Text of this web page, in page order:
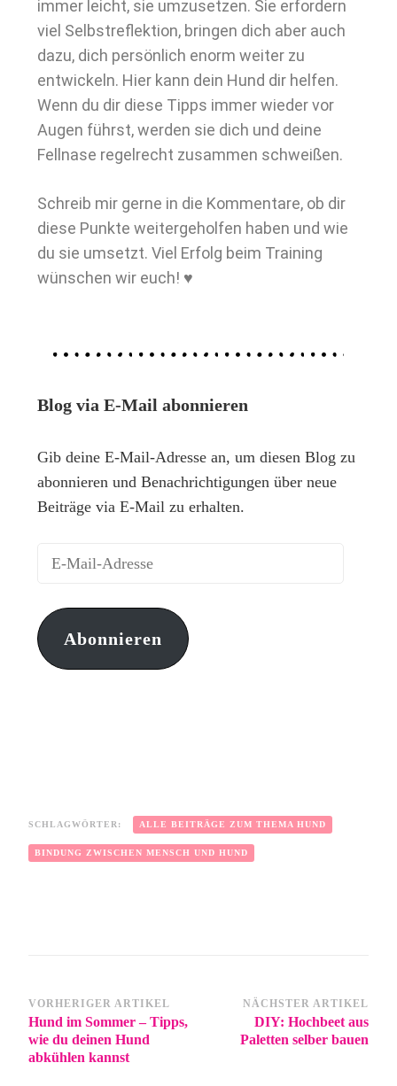
immer leicht, sie umzusetzen. Sie erfordern
viel Selbstreflektion, bringen dich aber auch
dazu, dich persönlich enorm weiter zu
entwickeln. Hier kann dein Hund dir helfen.
Wenn du dir diese Tipps immer wieder vor
Augen führst, werden sie dich und deine
Fellnase regelrecht zusammen schweißen.
Schreib mir gerne in die Kommentare, ob dir
diese Punkte weitergeholfen haben und wie
du sie umsetzt. Viel Erfolg beim Training
wünschen wir euch! ♥
Blog via E-Mail abonnieren
Gib deine E-Mail-Adresse an, um diesen Blog zu
abonnieren und Benachrichtigungen über neue
Beiträge via E-Mail zu erhalten.
Abonnieren
SCHLAGWÖRTER: ALLE BEITRÄGE ZUM THEMA HUND
BINDUNG ZWISCHEN MENSCH UND HUND
VORHERIGER ARTIKEL
Hund im Sommer – Tipps,
wie du deinen Hund
abkühlen kannst
NÄCHSTER ARTIKEL
DIY: Hochbeet aus
Paletten selber bauen